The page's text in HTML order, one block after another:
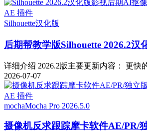
AE 插件
Silhouette汉化版
后期帮教学版Silhouette 2026.2
详细介绍 2026.2版主要更新内容： 更快
2026-07-07
AE 插件
mochaMocha Pro 2026.5.0
摄像机反求跟踪摩卡软件AE/PR/